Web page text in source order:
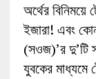
অর্থের বিনিময়ে
ইজারা! এবং
(সওজ)’র দু’টি
যুবকের